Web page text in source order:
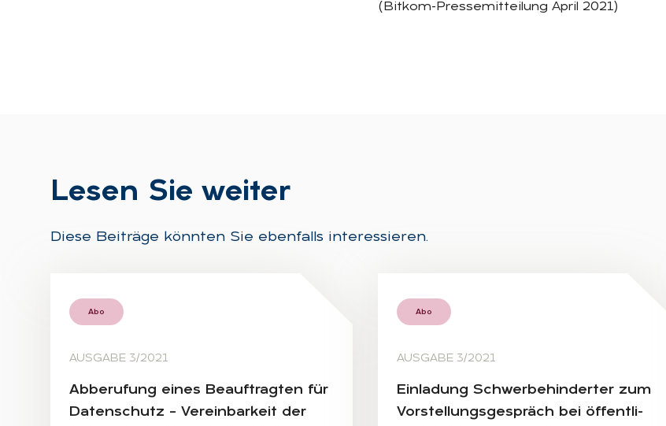
(Bitkom-Pressemitteilung April 2021)
Le­sen Sie wei­ter
Diese Beiträge könnten Sie ebenfalls interessieren.
Abo
AUSGABE 3/2021
Ab­be­ru­fung ei­nes Be­auf­trag­ten für
Da­ten­schutz – Ver­ein­bar­keit der
Abo
AUSGABE 3/2021
Ein­la­dung Schwer­be­hin­der­ter zum
Vor­stel­lungs­ge­spräch bei öf­fent­li­